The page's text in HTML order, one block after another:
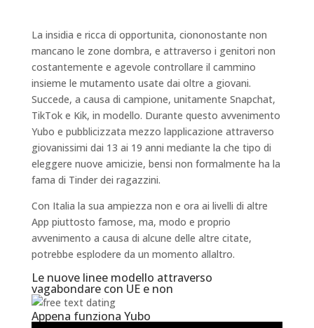
La insidia e ricca di opportunita, ciononostante non
mancano le zone dombra, e attraverso i genitori non
costantemente e agevole controllare il cammino
insieme le mutamento usate dai oltre a giovani.
Succede, a causa di campione, unitamente Snapchat,
TikTok e Kik, in modello. Durante questo avvenimento
Yubo e pubblicizzata mezzo lapplicazione attraverso
giovanissimi dai 13 ai 19 anni mediante la che tipo di
eleggere nuove amicizie, bensi non formalmente ha la
fama di Tinder dei ragazzini.
Con Italia la sua ampiezza non e ora ai livelli di altre
App piuttosto famose, ma, modo e proprio
avvenimento a causa di alcune delle altre citate,
potrebbe esplodere da un momento allaltro.
Le nuove linee modello attraverso
vagabondare con UE e non
Appena funziona Yubo